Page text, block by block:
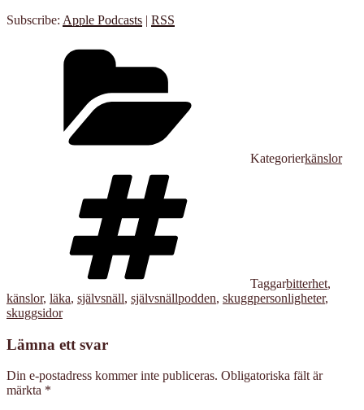
Subscribe: Apple Podcasts | RSS
Kategorierkänslor
Taggarbitterhet,
känslor, läka, självsnäll, självsnällpodden, skuggpersonligheter,
skuggsidor
Lämna ett svar
Din e-postadress kommer inte publiceras. Obligatoriska fält är
märkta *